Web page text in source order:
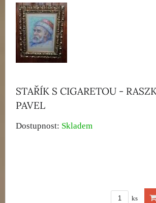
STAŘÍK S CIGARETOU -
PAVEL
Dostupnost: Skladem
ks